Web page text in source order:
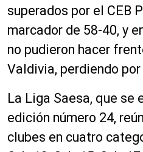
superados por el CEB
marcador de 58-40, y
no pudieron hacer
Valdivia, perdiendo
La Liga Saesa, que se
edición número 24,
clubes en cuatro